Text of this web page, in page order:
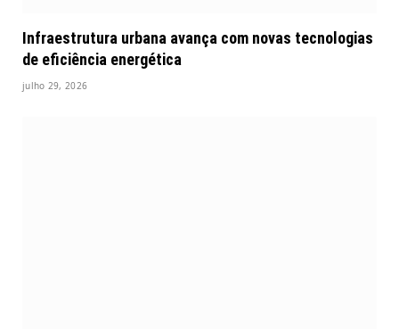
Infraestrutura urbana avança com novas tecnologias
de eficiência energética
julho 29, 2026